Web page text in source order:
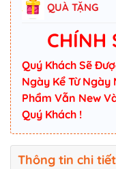
QUÀ TẶNG
CHÍNH
Quý Khách Sẽ
Ngày Kể Từ
Phẩm Vẫn New
Quý Khách !
Thông tin chi tiết